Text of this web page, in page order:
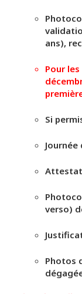
ans),
Pour
Si
Journée
verso)
Photos